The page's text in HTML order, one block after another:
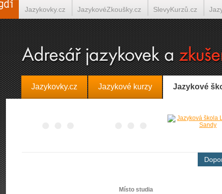
Jazykovky.cz Jazykové kurzy Jazykové
Místo studia
Jazykovky.cz JazykovéZkoušky.cz SlevyKurzů.cz
Španělština on-line Italština on-line Tlumočení-